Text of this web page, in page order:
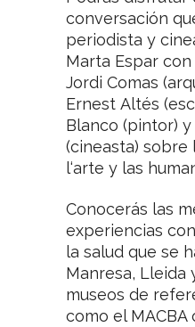
conversación
periodista y
Marta Espar con
Jordi Comas
Ernest Altés
Blanco (pintor)
(cineasta)
l‘arte y las
Conocerás las
experiencias
la salud que se
Manresa, Lleida
museos de
como el MACBA